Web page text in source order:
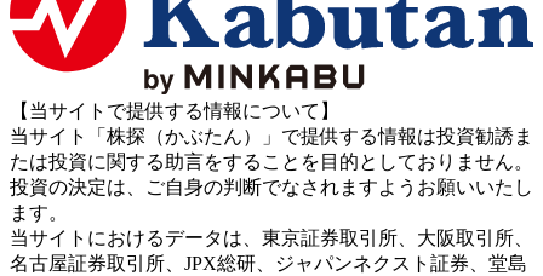
【当サイトで提供する情報について】
当サイト「株探（かぶたん）」で提供する情報は投資勧誘ま
たは投資に関する助言をすることを目的としておりません。
投資の決定は、ご自身の判断でなされますようお願いいたし
ます。
当サイトにおけるデータは、東京証券取引所、大阪取引所、
名古屋証券取引所、JPX総研、ジャパンネクスト証券、堂島